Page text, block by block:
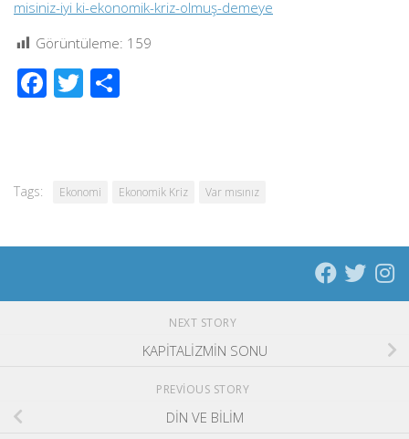
misiniz-iyi ki-ekonomik-kriz-olmuş-demeye
Görüntüleme: 159
Facebook
Twitter
Tags: Ekonomi Ekonomik Kriz Var mısınız
NEXT STORY
KAPİTALİZMİN SONU
PREVIOUS STORY
DİN VE BİLİM